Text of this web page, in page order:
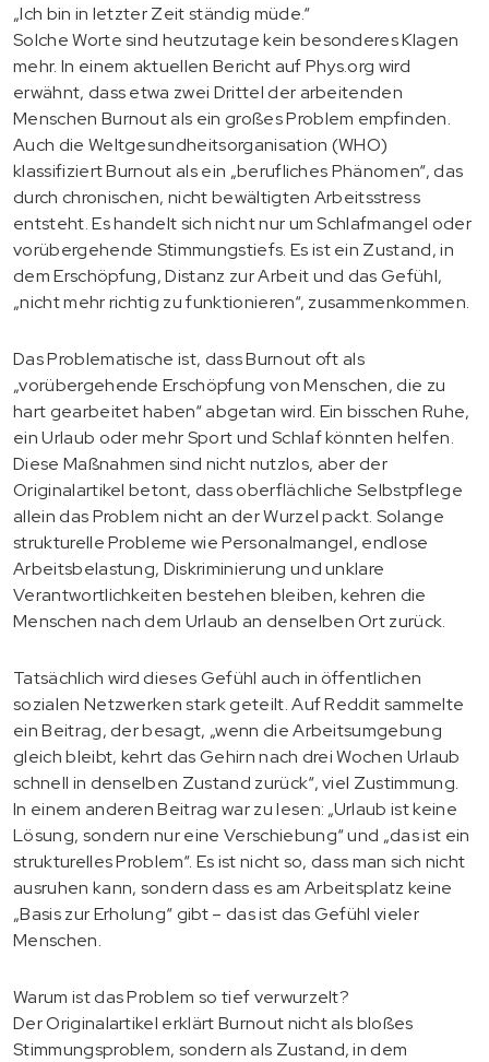
„Ich bin in letzter Zeit ständig müde.“
Solche Worte sind heutzutage kein besonderes Klagen
mehr. In einem aktuellen Bericht auf Phys.org wird
erwähnt, dass etwa zwei Drittel der arbeitenden
Menschen Burnout als ein großes Problem empfinden.
Auch die Weltgesundheitsorganisation (WHO)
klassifiziert Burnout als ein „berufliches Phänomen“, das
durch chronischen, nicht bewältigten Arbeitsstress
entsteht. Es handelt sich nicht nur um Schlafmangel oder
vorübergehende Stimmungstiefs. Es ist ein Zustand, in
dem Erschöpfung, Distanz zur Arbeit und das Gefühl,
„nicht mehr richtig zu funktionieren“, zusammenkommen.
Das Problematische ist, dass Burnout oft als
„vorübergehende Erschöpfung von Menschen, die zu
hart gearbeitet haben“ abgetan wird. Ein bisschen Ruhe,
ein Urlaub oder mehr Sport und Schlaf könnten helfen.
Diese Maßnahmen sind nicht nutzlos, aber der
Originalartikel betont, dass oberflächliche Selbstpflege
allein das Problem nicht an der Wurzel packt. Solange
strukturelle Probleme wie Personalmangel, endlose
Arbeitsbelastung, Diskriminierung und unklare
Verantwortlichkeiten bestehen bleiben, kehren die
Menschen nach dem Urlaub an denselben Ort zurück.
Tatsächlich wird dieses Gefühl auch in öffentlichen
sozialen Netzwerken stark geteilt. Auf Reddit sammelte
ein Beitrag, der besagt, „wenn die Arbeitsumgebung
gleich bleibt, kehrt das Gehirn nach drei Wochen Urlaub
schnell in denselben Zustand zurück“, viel Zustimmung.
In einem anderen Beitrag war zu lesen: „Urlaub ist keine
Lösung, sondern nur eine Verschiebung“ und „das ist ein
strukturelles Problem“. Es ist nicht so, dass man sich nicht
ausruhen kann, sondern dass es am Arbeitsplatz keine
„Basis zur Erholung“ gibt – das ist das Gefühl vieler
Menschen.
Warum ist das Problem so tief verwurzelt?
Der Originalartikel erklärt Burnout nicht als bloßes
Stimmungsproblem, sondern als Zustand, in dem